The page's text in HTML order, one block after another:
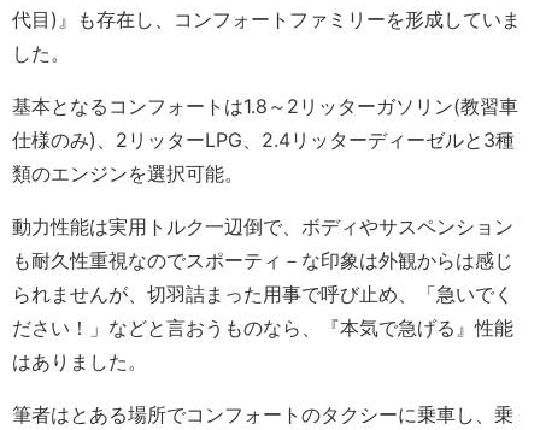
代目)』も存在し、コンフォートファミリーを形成していま
した。
基本となるコンフォートは1.8～2リッターガソリン(教習車
仕様のみ)、2リッターLPG、2.4リッターディーゼルと3種
類のエンジンを選択可能。
動力性能は実用トルク一辺倒で、ボディやサスペンション
も耐久性重視なのでスポーティ－な印象は外観からは感じ
られませんが、切羽詰まった用事で呼び止め、「急いでく
ださい！」などと言おうものなら、『本気で急げる』性能
はありました。
筆者はとある場所でコンフォートのタクシーに乗車し、乗